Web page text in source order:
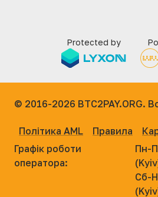
Protected by
© 2016-2026 BTC2PAY.ORG.
Політика AML Правила
Графік роботи
оператора:
Пн-
Сб-